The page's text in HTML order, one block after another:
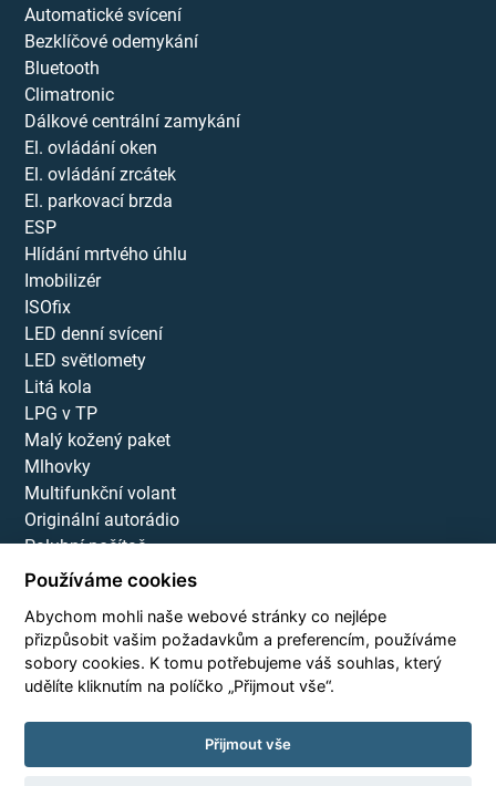
Automatické svícení
Bezklíčové odemykání
Bluetooth
Climatronic
Dálkové centrální zamykání
El. ovládání oken
El. ovládání zrcátek
El. parkovací brzda
ESP
Hlídání mrtvého úhlu
Imobilizér
ISOfix
LED denní svícení
LED světlomety
Litá kola
LPG v TP
Malý kožený paket
Mlhovky
Multifunkční volant
Originální autorádio
Palubní počítač
Parkovací kamera
Parkovací senzory zadní
Sledování únavy řidiče
Startování tlačítkem
USB
Vyhřívaná přední sedadla
Používáme cookies
Abychom mohli naše webové stránky co nejlépe
přizpůsobit vašim požadavkům a preferencím, používáme
sobory cookies. K tomu potřebujeme váš souhlas, který
udělíte kliknutím na políčko „Přijmout vše“.
Přijmout vše